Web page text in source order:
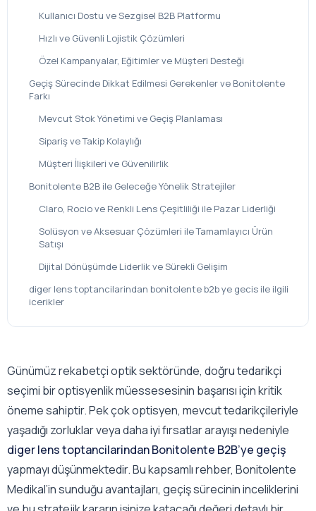
Kullanıcı Dostu ve Sezgisel B2B Platformu
Hızlı ve Güvenli Lojistik Çözümleri
Özel Kampanyalar, Eğitimler ve Müşteri Desteği
Geçiş Sürecinde Dikkat Edilmesi Gerekenler ve Bonitolente
Farkı
Mevcut Stok Yönetimi ve Geçiş Planlaması
Sipariş ve Takip Kolaylığı
Müşteri İlişkileri ve Güvenilirlik
Bonitolente B2B ile Geleceğe Yönelik Stratejiler
Claro, Rocio ve Renkli Lens Çeşitliliği ile Pazar Liderliği
Solüsyon ve Aksesuar Çözümleri ile Tamamlayıcı Ürün
Satışı
Dijital Dönüşümde Liderlik ve Sürekli Gelişim
diger lens toptancilarindan bonitolente b2b ye gecis ile ilgili
icerikler
Günümüz rekabetçi optik sektöründe, doğru tedarikçi
seçimi bir optisyenlik müessesesinin başarısı için kritik
öneme sahiptir. Pek çok optisyen, mevcut tedarikçileriyle
yaşadığı zorluklar veya daha iyi fırsatlar arayışı nedeniyle
diger lens toptancilarindan Bonitolente B2B’ye geçiş
yapmayı düşünmektedir. Bu kapsamlı rehber, Bonitolente
Medikal’in sunduğu avantajları, geçiş sürecinin inceliklerini